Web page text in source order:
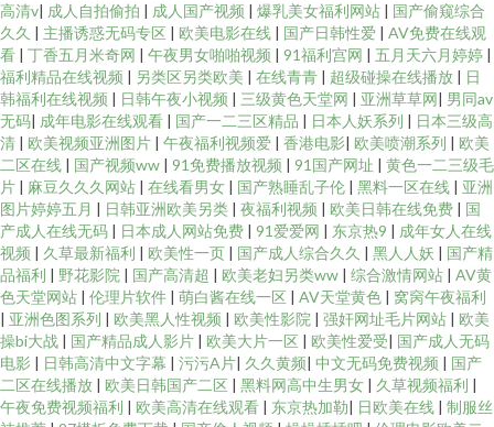
高清v| 成人自拍偷拍 | 成人国产视频 | 爆乳美女福利网站 | 国产偷窥综合
久久 | 主播诱惑无码专区 | 欧美电影在线 | 国产日韩性爱 | AV免费在线观
看 | 丁香五月米奇网 | 午夜男女啪啪视频 | 91福利宫网 | 五月天六月婷婷 |
福利精品在线视频 | 另类区另类欧美 | 在线青青 | 超级碰操在线播放 | 日
韩福利在线视频 | 日韩午夜小视频 | 三级黄色天堂网 | 亚洲草草网| 男同av
无码| 成年电影在线观看 | 国产一二三区精品 | 日本人妖系列 | 日本三级高
清 | 欧美视频亚洲图片 | 午夜福利视频爱 | 香港电影| 欧美喷潮系列 | 欧美
二区在线 | 国产视频ww | 91免费播放视频 | 91国产网址 | 黄色一二三级毛
片 | 麻豆久久久网站 | 在线看男女 | 国产熟睡乱子伦 | 黑料一区在线 | 亚洲
图片婷婷五月 | 日韩亚洲欧美另类 | 夜福利视频 | 欧美日韩在线免费 | 国
产成人在线无码 | 日本成人网站免费 | 91爱爱网 | 东京热9 | 成年女人在线
视频 | 久草最新福利 | 欧美性一页 | 国产成人综合久久 | 黑人人妖 | 国产精
品福利 | 野花影院 | 国产高清超 | 欧美老妇另类ww | 综合激情网站 | AV黄
色天堂网站 | 伦理片软件 | 萌白酱在线一区 | AV天堂黄色 | 窝窉午夜福利
| 亚洲色图系列 | 欧美黑人性视频 | 欧美性影院 | 强奸网址毛片网站 | 欧美
操bi大战 | 国产精品成人影片 | 欧美大片一区 | 欧美性爱受| 国产成人无码
电影 | 日韩高清中文字幕 | 污污A片| 久久黄频| 中文无码免费视频 | 国产
二区在线播放 | 欧美日韩国产二区 | 黑料网高中生男女 | 久草视频福利 |
午夜免费视频福利 | 欧美高清在线观看 | 东京热加勒| 日欧美在线 | 制服丝